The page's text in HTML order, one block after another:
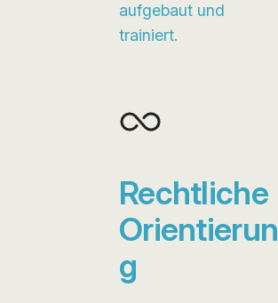
aufgebaut und
trainiert.
Rechtliche
Orientierun
g